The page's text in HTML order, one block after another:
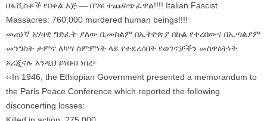
በፋሺስቶች የበቀል እጅ — በግፍ ተጨፍጭፈዋል!!!! Italian Fascist
Massacres: 760,000 murdered human beings!!!!
መጠነኛ አሃዛዊ ግድፈት ያለው ቢመስልም በኢትዮጵያ በኩል የቀረበውና በኢጣልያም
መንግስት ታምኖ ለካሣ ስምምነት ላይ የተደረሰበት የወገኖቻችን መስዋዕትነት
ኦሪጂናሉ እንዲህ ይነበብ ነበረ፦
‹‹In 1946, the Ethiopian Government presented a memorandum to
the Paris Peace Conference which reported the following
disconcerting losses: